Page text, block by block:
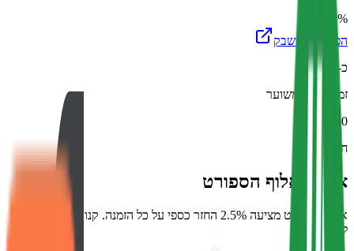
2.5%
הפעלת קאשבק
כ-45 יום
זמן אישור משוער
30 יום
חלון זיכוי
אודות אלוף הספורט
אלוף הספורט מציעה 2.5% החזר כספי על כל הזמנה. קנו דרכנו והתחילו
להרוויח.